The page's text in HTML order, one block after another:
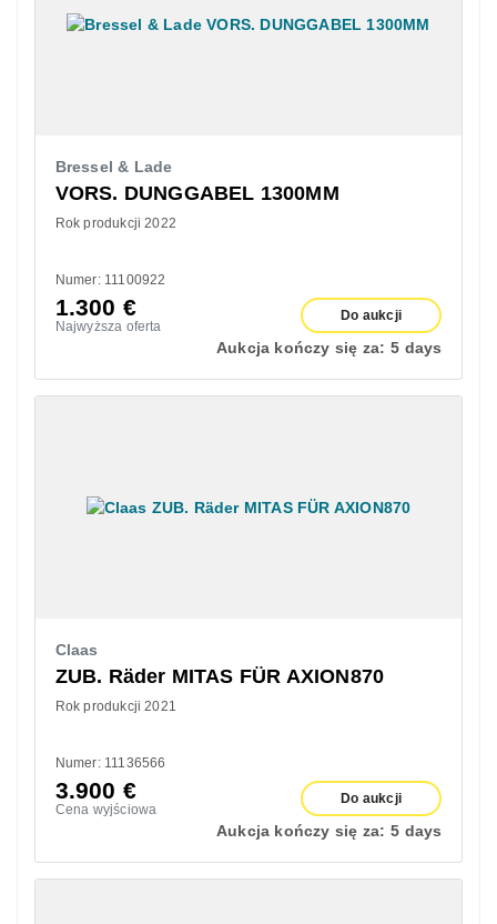
Bressel & Lade
VORS. DUNGGABEL 1300MM
Rok produkcji 2022
Numer: 11100922
1.300 €
Najwyższa oferta
Do aukcji
Aukcja kończy się za: 5 days
Claas
ZUB. Räder MITAS FÜR AXION870
Rok produkcji 2021
Numer: 11136566
3.900 €
Cena wyjściowa
Do aukcji
Aukcja kończy się za: 5 days